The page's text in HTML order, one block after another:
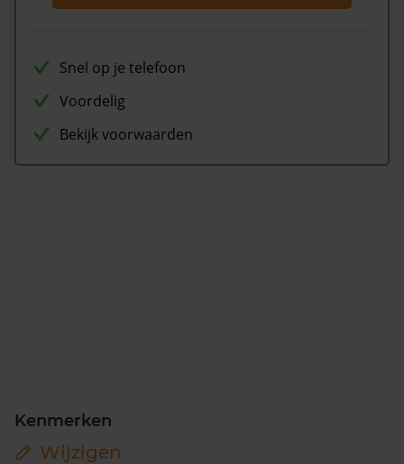
Snel op je telefoon
Voordelig
Bekijk voorwaarden
Kenmerken
Wijzigen